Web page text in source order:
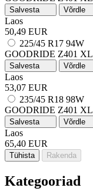
Salvesta Võrdle
Laos
50,49 EUR
225/45 R17 94W
GOODRIDE Z401 XL
Salvesta Võrdle
Laos
53,07 EUR
235/45 R18 98W
GOODRIDE Z401 XL
Salvesta Võrdle
Laos
65,40 EUR
Tühista Rakenda
Kategooriad